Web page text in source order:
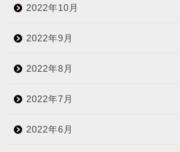
2022年10月
2022年9月
2022年8月
2022年7月
2022年6月